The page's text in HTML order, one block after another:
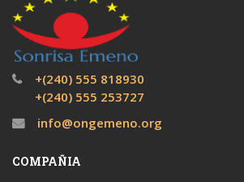
+(240) 555 818930
+(240) 555 253727
info@ongemeno.org
COMPAÑIA